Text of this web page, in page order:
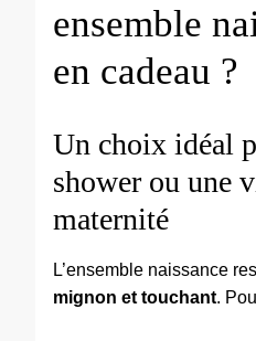
ensemble
en cadeau ?
Un choix idéal
shower ou une
maternité
L’ensemble naissance
mignon et touchant.